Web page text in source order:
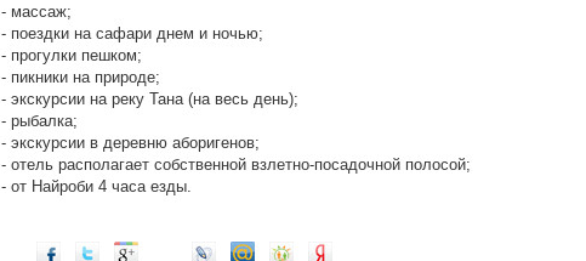
- массаж;
- поездки на сафари днем и ночью;
- прогулки пешком;
- пикники на природе;
- экскурсии на реку Тана (на весь день);
- рыбалка;
- экскурсии в деревню аборигенов;
- отель располагает собственной взлетно-посадочной полосой;
- от Найроби 4 часа езды.